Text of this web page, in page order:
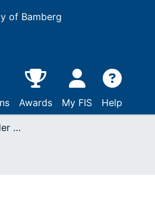
of Bamberg
Awards My FIS Help
Leben und Arbeiten der Porzelliner in Nordostbayern : (1870 - 1933)